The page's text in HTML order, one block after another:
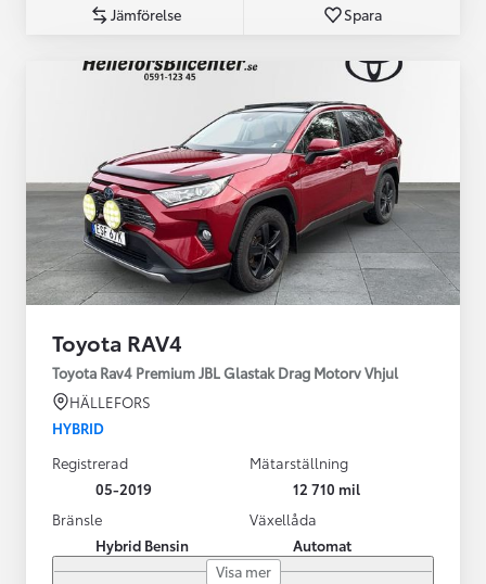
Jämförelse Spara
Toyota RAV4
Toyota Rav4 Premium JBL Glastak Drag Motorv Vhjul
HÄLLEFORS
HYBRID
Registrerad
05-2019
Mätarställning
12 710 mil
Bränsle
Hybrid Bensin
Växellåda
Automat
Visa mer